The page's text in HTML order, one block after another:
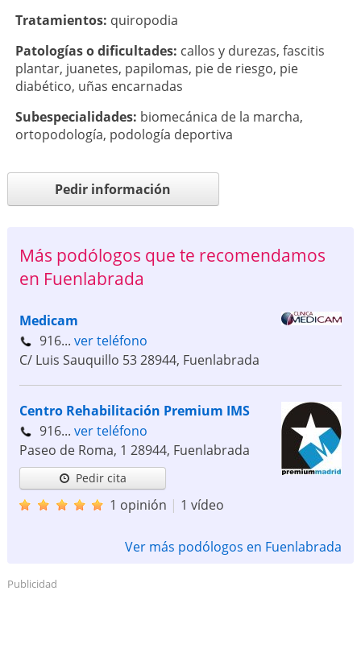
Tratamientos: quiropodia
Patologí­as o dificultades: callos y durezas, fascitis
plantar, juanetes, papilomas, pie de riesgo, pie
diabético, uñas encarnadas
Subespecialidades: biomecánica de la marcha,
ortopodología, podología deportiva
Pedir información
Más podólogos que te recomendamos
en Fuenlabrada
Medicam
916... ver teléfono
C/ Luis Sauquillo 5328944, Fuenlabrada
Centro Rehabilitación Premium IMS
916... ver teléfono
Paseo de Roma, 1 28944, Fuenlabrada
Pedir cita
1 opinión | 1 vídeo
Ver más podólogos en Fuenlabrada
Publicidad